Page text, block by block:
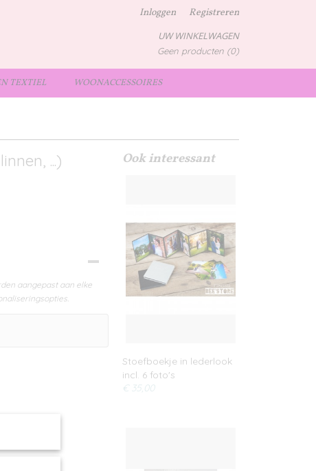
Inloggen Registreren
UW WINKELWAGEN
Geen producten (0)
TEXTIEL WOONACCESSOIRES
...)
aangepast aan elke
Ook interessant
Stoefboekje in lederlook
incl. 6 foto's
€ 35,00